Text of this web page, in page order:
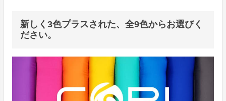
新しく3色プラスされた、全9色からお選びく
ださい。